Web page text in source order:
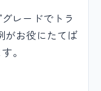
レードでトラ
がお役にたてば
。